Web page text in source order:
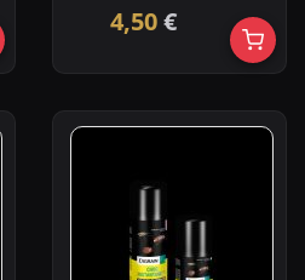
4,50€